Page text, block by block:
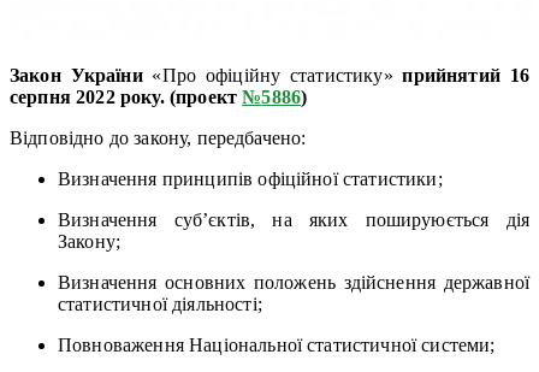
Закон України«Про офіційну статистику»прийнятий 16
серпня 2022 року. (проект №5886)
Відповідно до закону, передбачено:
Визначення принципів офіційної статистики;
Визначення суб’єктів, на яких пошируюється дія
Закону;
Визначення основних положень здійснення державної
статистичної діяльності;
Повноваження Національної статистичної системи;